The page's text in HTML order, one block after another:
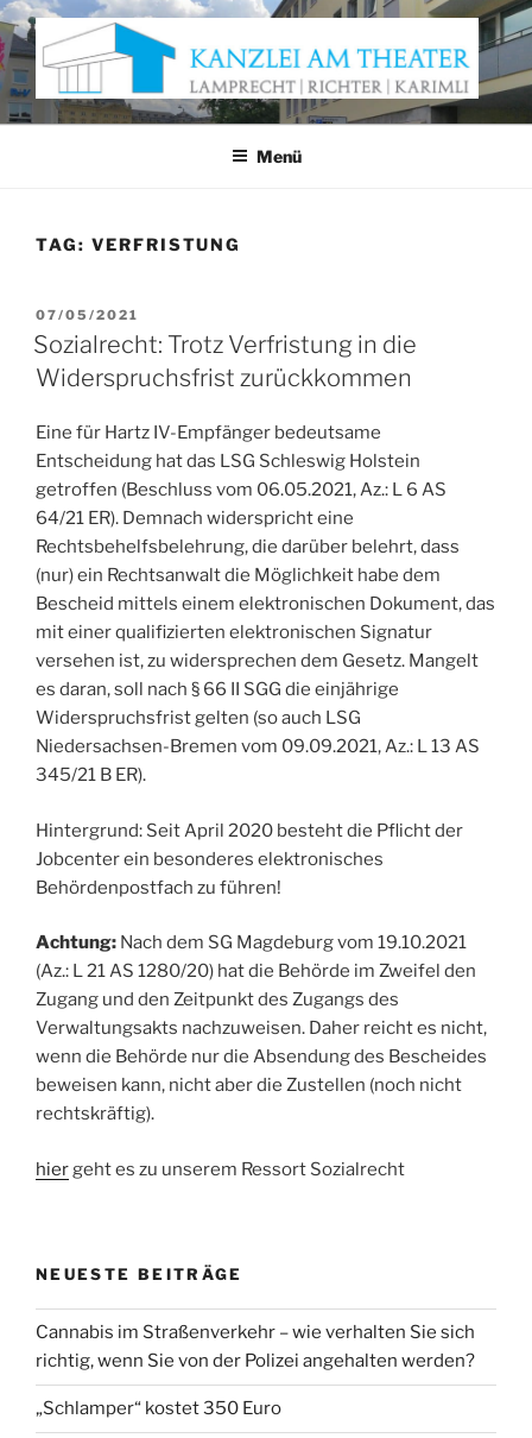
Zum
Inhalt
springen
KANZLEI AM THEATER
Anwaltskanzlei Würzburg
Menü
TAG: VERFRISTUNG
VERÖFFENTLICHT
AM
07/05/2021
Sozialrecht: Trotz Verfristung in die
Widerspruchsfrist zurückkommen
Eine für Hartz IV-Empfänger bedeutsame
Entscheidung hat das LSG Schleswig Holstein
getroffen (Beschluss vom 06.05.2021, Az.: L 6 AS
64/21 ER). Demnach widerspricht eine
Rechtsbehelfsbelehrung, die darüber belehrt, dass
(nur) ein Rechtsanwalt die Möglichkeit habe dem
Bescheid mittels einem elektronischen Dokument, das
mit einer qualifizierten elektronischen Signatur
versehen ist, zu widersprechen dem Gesetz. Mangelt
es daran, soll nach § 66 II SGG die einjährige
Widerspruchsfrist gelten (so auch LSG
Niedersachsen-Bremen vom 09.09.2021, Az.: L 13 AS
345/21 B ER).
Hintergrund: Seit April 2020 besteht die Pflicht der
Jobcenter ein besonderes elektronisches
Behördenpostfach zu führen!
Achtung: Nach dem SG Magdeburg vom 19.10.2021
(Az.: L 21 AS 1280/20) hat die Behörde im Zweifel den
Zugang und den Zeitpunkt des Zugangs des
Verwaltungsakts nachzuweisen. Daher reicht es nicht,
wenn die Behörde nur die Absendung des Bescheides
beweisen kann, nicht aber die Zustellen (noch nicht
rechtskräftig).
hiergeht es zu unserem Ressort Sozialrecht
NEUESTE BEITRÄGE
Cannabis im Straßenverkehr – wie verhalten Sie sich
richtig, wenn Sie von der Polizei angehalten werden?
„Schlamper“ kostet 350 Euro